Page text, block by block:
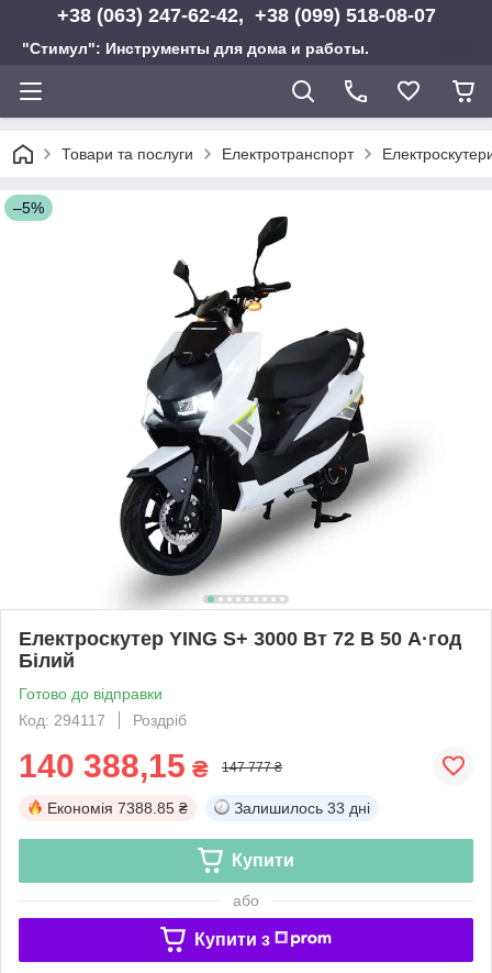
+38 (063) 247-62-42, +38 (099) 518-08-07
"Стимул": Инструменты для дома и работы.
Товари та послуги Електротранспорт
–5%
Електроскутер YING S+ 3000 Вт 72 В 50 А·год
Білий
Готово до відправки
Код: 294117
Роздріб
140 388,15 ₴ 147 777 ₴
Економія 7388.85 ₴ Залишилось 33 дні
Купити
або
Купити з